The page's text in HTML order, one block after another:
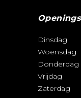
Dinsdag
Woensdag
Donderdag
Vrijdag
Zaterdag